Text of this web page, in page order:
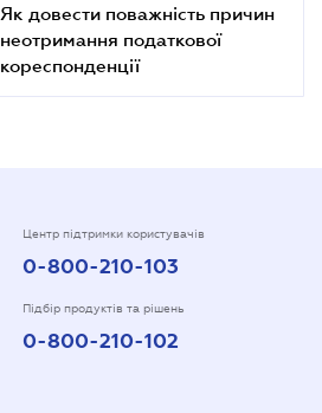
Як довести поважність причин
неотримання податкової
кореспонденції
Центр підтримки користувачів
0-800-210-103
Підбір продуктів та рішень
0-800-210-102